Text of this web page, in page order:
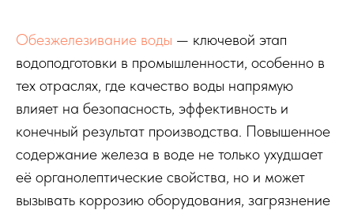
Обезжелезивание воды — ключевой этап
водоподготовки в промышленности, особенно в
тех отраслях, где качество воды напрямую
влияет на безопасность, эффективность и
конечный результат производства. Повышенное
содержание железа в воде не только ухудшает
её органолептические свойства, но и может
вызывать коррозию оборудования, загрязнение